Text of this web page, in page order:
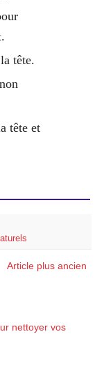
tête.
tête et
Article plus ancien
nettoyer vos